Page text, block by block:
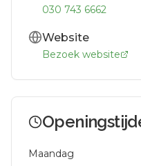
030 743 6662
Website
Bezoek website
Maandag